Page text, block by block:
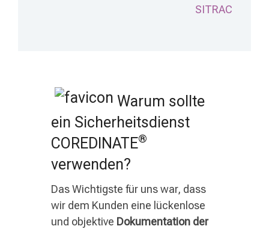
SITRAC
Warum sollte
ein Sicherheitsdienst
COREDINATE®
verwenden?
Das Wichtigste für uns war, dass
wir dem Kunden eine lückenlose
und objektive Dokumentation der